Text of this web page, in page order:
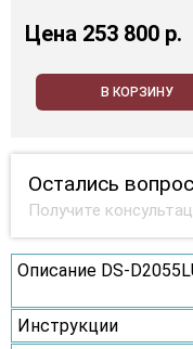
Цена 253 800 p.
В КОРЗИНУ
Остались
Получите
Описание DS-
Инструкции